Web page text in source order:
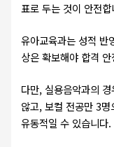
표로 두는 것이 안전합
유아교육과는 성적 반
상은 확보해야 합격
다만, 실용음악과의
않고, 보컬 전공만 3
유동적일 수 있습니다.